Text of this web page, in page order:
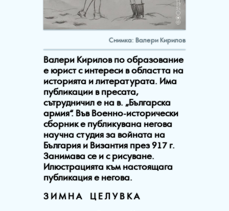
Снимка: Валери Кирилов
Валери Кирилов по образование
е юрист с интереси в областта на
историята и литературата. Има
публикации в пресата,
сътрудничил е на в. „Българска
армия“. Във Военно-исторически
сборник е публикувана негова
научна студия за войната на
България и Византия през 917 г.
Занимава се и с рисуване.
Илюстрацията към настоящага
публикация е негова.
З И М Н А Ц Е Л У В К А